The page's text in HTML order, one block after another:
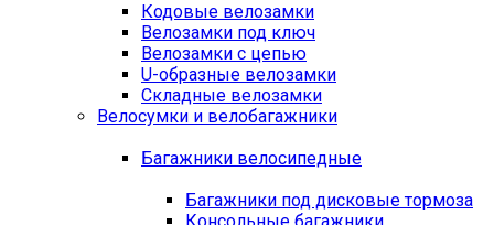
Кодовые велозамки
Велозамки под ключ
Велозамки с цепью
U-образные велозамки
Складные велозамки
Велосумки и велобагажники
Багажники велосипедные
Багажники под дисковые тормоза